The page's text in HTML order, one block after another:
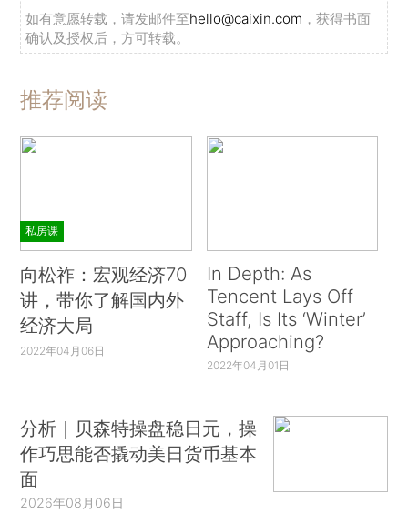
如有意愿转载，请发邮件至hello@caixin.com ，获得书面
确认及授权后，方可转载。
推荐阅读
私房课
向松祚：宏观经济70
讲，带你了解国内外
经济大局
2022年04月06日
In Depth: As
Tencent Lays Off
Staff, Is Its ‘Winter’
Approaching?
2022年04月01日
分析｜贝森特操盘稳日元，操
作巧思能否撬动美日货币基本
面
2026年08月06日